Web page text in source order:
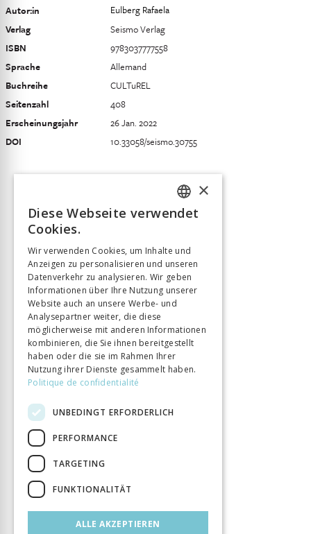
Autor:in
Eulberg Rafaela
Verlag
Seismo Verlag
ISBN
9783037777558
Sprache
Allemand
Buchreihe
CULTuREL
Seitenzahl
408
Erscheinungsjahr
26 Jan. 2022
DOI
10.33058/seismo.30755
FRENCH
ITALIAN
×
Diese Webseite verwendet
Cookies.
Wir verwenden Cookies, um Inhalte und
Anzeigen zu personalisieren und unseren
Datenverkehr zu analysieren. Wir geben
Informationen über Ihre Nutzung unserer
Website auch an unsere Werbe- und
Analysepartner weiter, die diese
möglicherweise mit anderen Informationen
kombinieren, die Sie ihnen bereitgestellt
haben oder die sie im Rahmen Ihrer
Nutzung ihrer Dienste gesammelt haben.
Politique de confidentialité
UNBEDINGT ERFORDERLICH
PERFORMANCE
TARGETING
FUNKTIONALITÄT
ALLE AKZEPTIEREN